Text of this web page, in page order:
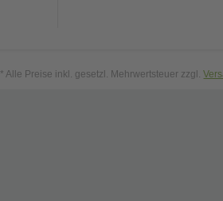
* Alle Preise inkl. gesetzl. Mehrwertsteuer zzgl.